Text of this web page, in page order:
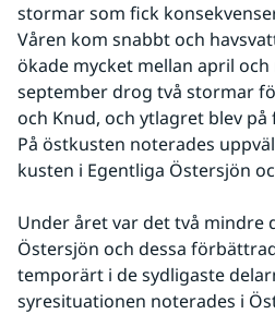
stormar som fick
Våren kom snabbt och
ökade mycket mellan april
september drog två stormar
och Knud, och ytlagret blev
På östkusten noterades
kusten i Egentliga Östersjön
Under året var det två mindre
Östersjön och dessa
temporärt i de sydligaste
syresituationen noterades i